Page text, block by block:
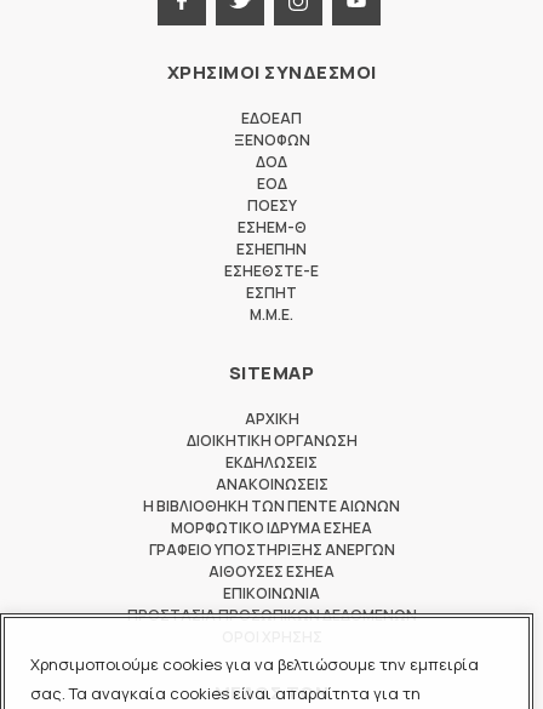
Χρησιμοποιούμε cookies για να βελτιώσουμε την εμπειρία
σας. Τα αναγκαία cookies είναι απαραίτητα για τη
ΧΡΗΣΙΜΟΙ ΣΥΝΔΕΣΜΟΙ
ΕΔΟΕΑΠ
ΞΕΝΟΦΩΝ
ΔΟΔ
ΕΟΔ
ΠΟΕΣΥ
ΕΣΗΕΜ-Θ
ΕΣΗΕΠΗΝ
ΕΣΗΕΘΣΤΕ-Ε
ΕΣΠΗΤ
M.M.E.
SITEMAP
ΑΡΧΙΚΗ
ΔΙΟΙΚΗΤΙΚΗ ΟΡΓΑΝΩΣΗ
ΕΚΔΗΛΩΣΕΙΣ
ΑΝΑΚΟΙΝΩΣΕΙΣ
Η ΒΙΒΛΙΟΘΗΚΗ ΤΩΝ ΠΕΝΤΕ ΑΙΩΝΩΝ
ΜΟΡΦΩΤΙΚΟ ΙΔΡΥΜΑ ΕΣΗΕΑ
ΓΡΑΦΕΙΟ ΥΠΟΣΤΗΡΙΞΗΣ ΑΝΕΡΓΩΝ
ΑΙΘΟΥΣΕΣ ΕΣΗΕΑ
ΕΠΙΚΟΙΝΩΝΙΑ
ΠΡΟΣΤΑΣΙΑ ΠΡΟΣΩΠΙΚΩΝ ΔΕΔΟΜΕΝΩΝ
ΜΕΛΟΣ ΤΩΝ